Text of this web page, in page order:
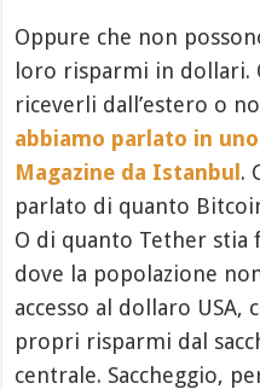
Oppure che non
loro risparmi in dollari.
riceverli dall’estero o
abbiamo parlato in
Magazine da Istanbul .
parlato di quanto
O di quanto Tether stia
dove la popolazione
accesso al dollaro
propri risparmi dal
centrale. Saccheggio,